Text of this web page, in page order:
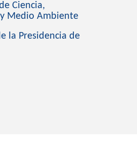
Ciencia,
Medio Ambiente
la Presidencia de